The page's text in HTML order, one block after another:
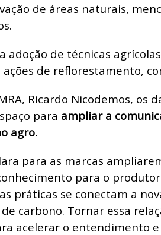
de áreas naturais,
adoção de técnicas agrícolas
de reflorestamento,
Ricardo Nicodemos, os
para ampliar a
agro.
para as marcas
para o
práticas se conectam a
carbono. Tornar essa
acelerar o entendimento e